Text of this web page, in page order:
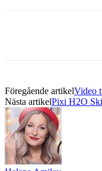
Föregående artikelVideo
Nästa artikelPixi H2O